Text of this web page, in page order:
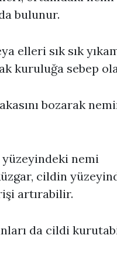
bulunur.
elleri sık sık
kuruluğa sebep
bozarak
yüzeyindeki nemi
cildin
artırabilir.
da cildi